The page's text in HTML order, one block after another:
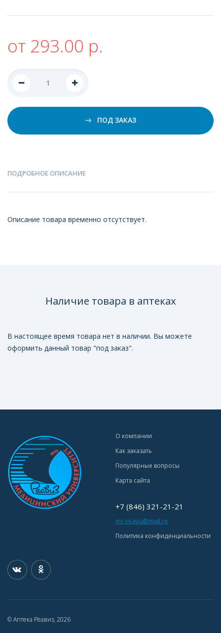
от 293.00 р.
ПОД ЗАКАЗ
ПОДРОБНОЕ ОПИСАНИЕ
Описание товара временно отсутствует.
Наличие товара в аптеках
В настоящее время товара нет в наличии. Вы можете
оформить данный товар "под заказ".
О компании
Как заказать
Популярные вопросы
Карта сайта
+7 (846) 321-21-21
mc-reaviz@mail.ru
Политика конфиденциальности
© Аптека Реавиз, 2026